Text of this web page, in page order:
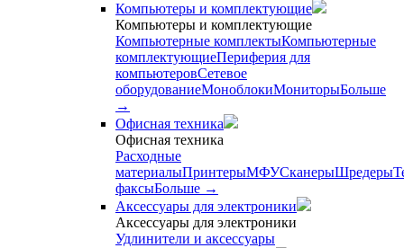
Компьютеры и комплектующие
Компьютеры и комплектующие
Компьютерные комплектыКомпьютерные
комплектующиеПериферия для
компьютеровСетевое
оборудованиеМоноблокиМониторыБольше
→
Офисная техника
Офисная техника
Расходные
материалыПринтерыМФУСканерыШредеры
факсыБольше →
Аксессуары для электроники
Аксессуары для электроники
Удлинители и аксессуары